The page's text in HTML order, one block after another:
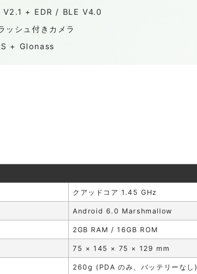
V2.1 + EDR / BLE V4.0
ッシュ付きカメラ
+ Glonass
クアッドコア 1.45 GHz
Android 6.0 Marshmallow
2GB RAM / 16GB ROM
75 × 145 × 75 × 129 mm
260g (PDA のみ、バッテリーなし)